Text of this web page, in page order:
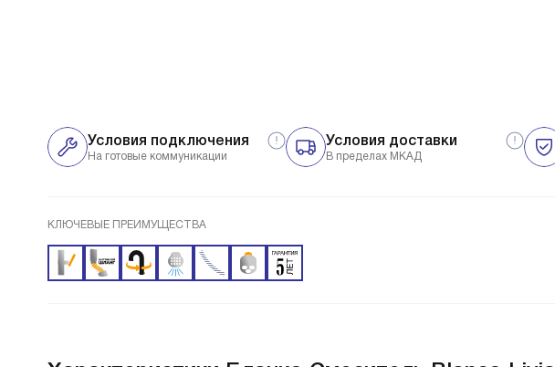
Условия доставки
В пределах МКАД
Условия подключения
На готовые коммуникации
КЛЮЧЕВЫЕ ПРЕИМУЩЕСТВА